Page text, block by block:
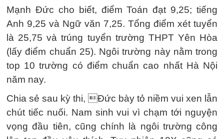
Mạnh Đức cho biết, điểm Toán đạt 9,25; tiếng
Anh 9,25 và Ngữ văn 7,25. Tổng điểm xét tuyển
là 25,75 và trúng tuyển trường THPT Yên Hòa
(lấy điểm chuẩn 25). Ngôi trường này nằm trong
top 10 trường có điểm chuẩn cao nhất Hà Nội
năm nay.
Chia sẻ sau kỳ thi, Đức bày tỏ niềm vui xen lẫn
chút tiếc nuối. Nam sinh vui vì chạm tới nguyện
vọng đầu tiên, cũng chính là ngôi trường công